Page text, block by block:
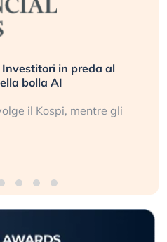
Quando la finanza
L’America sta
La ricchezza